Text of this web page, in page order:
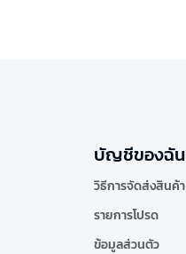
บัญชีของฉัน
วิธีการจัดส่งสินค้า
รายการโปรด
ข้อมูลส่วนตัว